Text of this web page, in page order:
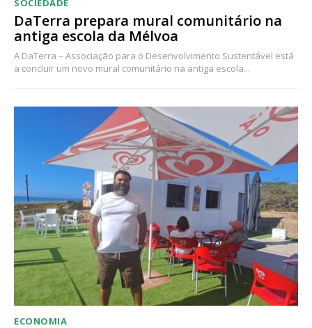
SOCIEDADE
DaTerra prepara mural comunitário na
antiga escola da Mélvoa
A DaTerra – Associação para o Desenvolvimento Sustentável está
a concluir um novo mural comunitário na antiga escola...
ECONOMIA